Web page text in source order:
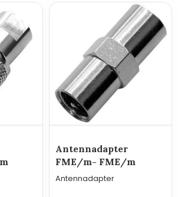
Antennadapter
FME/m- FME/m
Antennadapter